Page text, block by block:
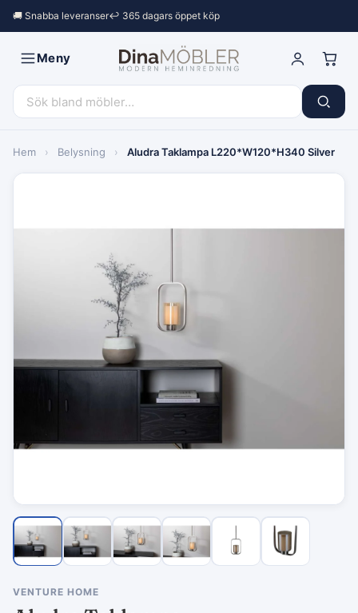
🚚 Snabba leveranser↩︎ 365 dagars öppet köp
Meny
Hem › Belysning › Aludra Taklampa L220*W120*H340 Silver
VENTURE HOME